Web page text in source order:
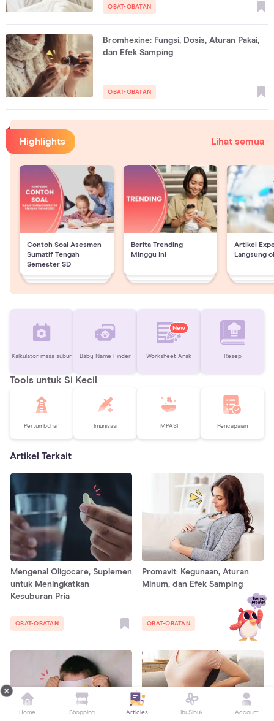
OBAT-OBATAN
Bromhexine: Fungsi, Dosis, Aturan Pakai,
dan Efek Samping
OBAT-OBATAN
Highlights Lihat semua
Contoh Soal Asesmen
Sumatif Tengah
Semester SD
Berita Trending
Minggu Ini
Artikel
Langsung
Kalkulator masa subur Baby Name Finder
New
Worksheet Anak Resep
Tools untuk Si Kecil
Pertumbuhan Imunisasi MPASI Pencapaian
Artikel Terkait
Mengenal Oligocare, Suplemen
untuk Meningkatkan
Kesuburan Pria
OBAT-OBATAN
Promavit: Kegunaan, Aturan
Minum, dan Efek Samping
OBAT-OBATAN
Home Shopping Articles IbuSibuk Account